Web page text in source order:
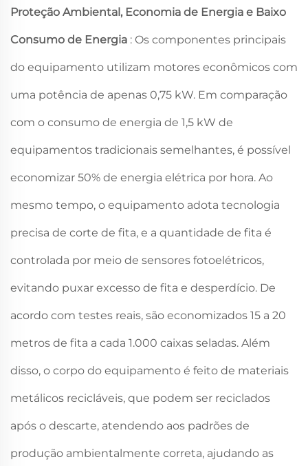
Proteção Ambiental, Economia de Energia e Baixo
Consumo de Energia : Os componentes principais
do equipamento utilizam motores econômicos com
uma potência de apenas 0,75 kW. Em comparação
com o consumo de energia de 1,5 kW de
equipamentos tradicionais semelhantes, é possível
economizar 50% de energia elétrica por hora. Ao
mesmo tempo, o equipamento adota tecnologia
precisa de corte de fita, e a quantidade de fita é
controlada por meio de sensores fotoelétricos,
evitando puxar excesso de fita e desperdício. De
acordo com testes reais, são economizados 15 a 20
metros de fita a cada 1.000 caixas seladas. Além
disso, o corpo do equipamento é feito de materiais
metálicos recicláveis, que podem ser reciclados
após o descarte, atendendo aos padrões de
produção ambientalmente correta, ajudando as